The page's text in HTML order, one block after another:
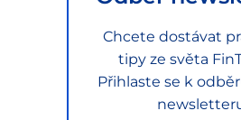
Chcete dostávat
tipy ze světa
Přihlaste se k